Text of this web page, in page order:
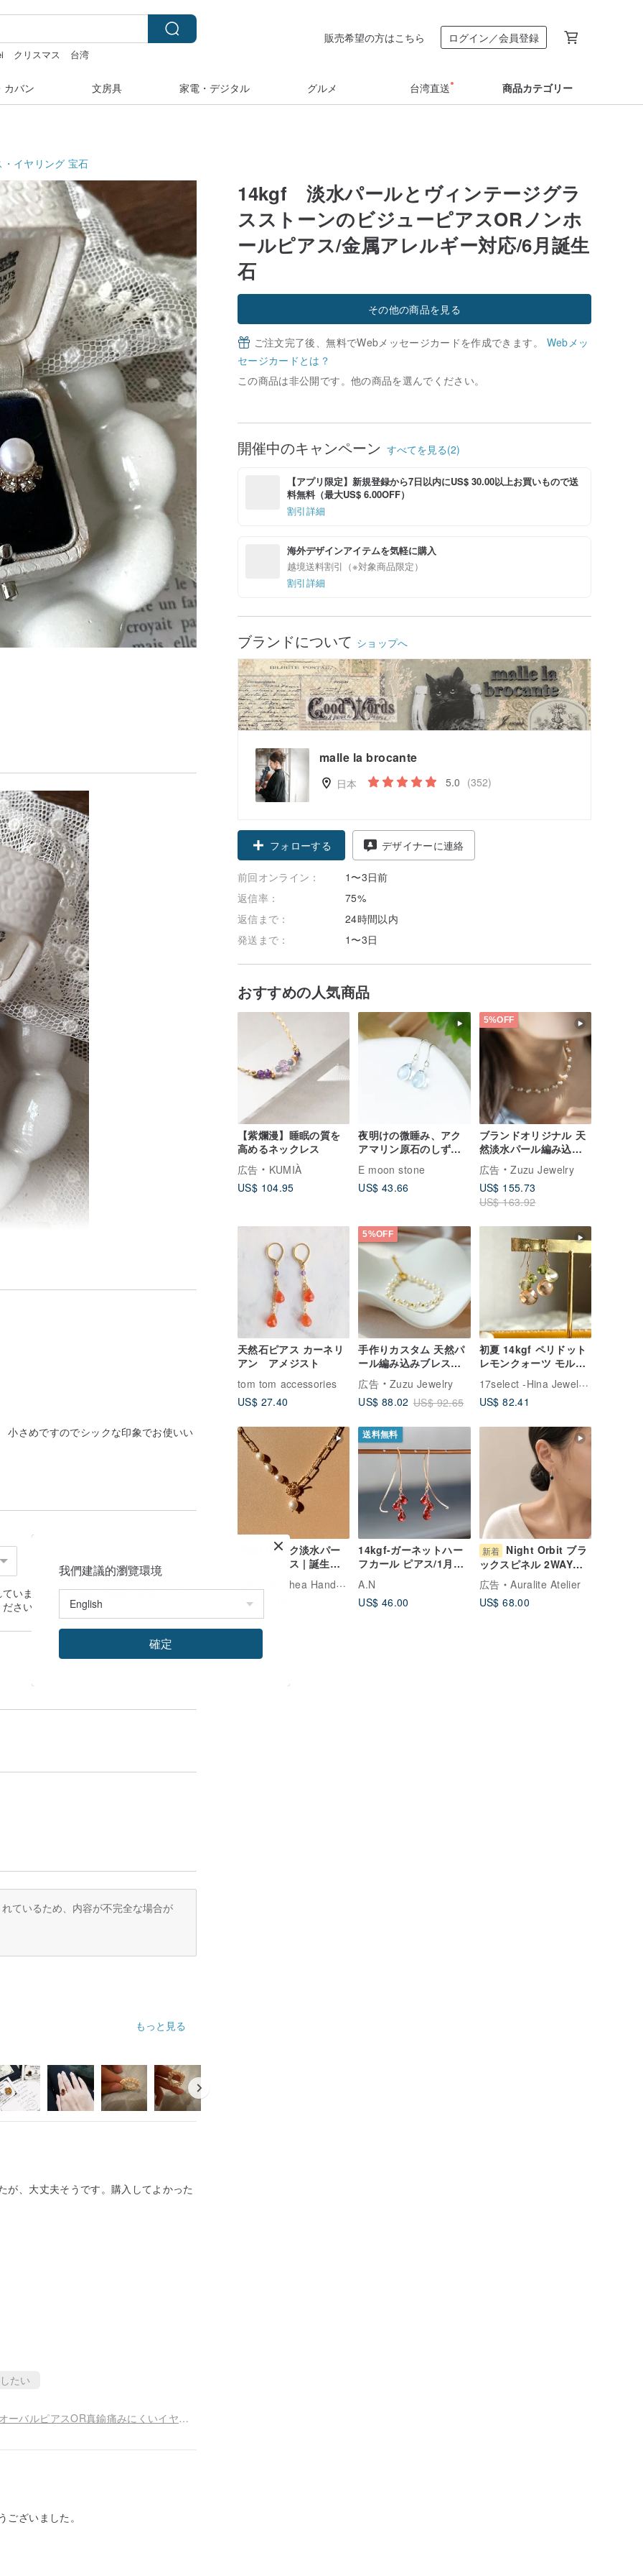
クリスマス
台湾
販売希望の方はこちら ログイン／会員登録
カバン 文房具 家電・デジタル グルメ 台湾直送 商品カテゴリー
・イヤリング 宝石
14kgf 淡水パールとヴィンテージグラ
スストーンのビジューピアスORノンホ
ールピアス/金属アレルギー対応/6月誕生
石
その他の商品を見る
ご注文完了後、無料でWebメッセージカードを作成できます。 Webメッ
セージカードとは？
この商品は非公開です。他の商品を選んでください。
開催中のキャンペーン すべてを見る(2)
【アプリ限定】新規登録から7日以内にUS$ 30.00以上お買いもので送
料無料（最大US$ 6.00OFF）
割引詳細
海外デザインアイテムを気軽に購入
越境送料割引（※対象商品限定）
割引詳細
ブランドについて ショップへ
malle la brocante
日本 5.0 (352)
フォローする デザイナーに連絡
前回オンライン：
1〜3日前
返信率：
75%
返信まで：
24時間以内
発送まで：
1〜3日
おすすめの人気商品
【紫爛漫】睡眠の質を
高めるネックレス
広告
KUMIÀ
US$ 104.95
夜明けの微睡み、アク
アマリン原石のしず
E moon stone
US$ 43.66
5%OFF
ブランドオリジナル 天
然淡水パール編み込み
ネックレス チョーカー
316L医療用ステンレス
18K金
広告
Zuzu Jewelry
US$ 155.73
US$ 163.92
天然石ピアス カーネリ
アン アメジスト
tom tom accessories
US$ 27.40
5%OFF
手作りカスタム 天然パ
ール編み込みブレスレ
ット 医療用ステンレス
18Kメッキ
広告
Zuzu Jewelry
US$ 88.02 US$ 92.65
初夏 14kgf ペリドット
レモンクォーツ モルガ
ナイト 3粒ピアス / イヤ
リング
17select -Hina Jewelry-
US$ 82.41
天然バロック淡水パー
ルネックレス | 誕生日
ギフト、夏のコーディ
ネートに必須aesthea Handmade Jewelry
US$ 84.19
送料無料
14kgf-ガーネットハー
フカール ピアス/1月誕
生石
A.N
US$ 46.00
新着 Night Orbit ブラ
ックスピネル 2WAYハ
ギーピアス | 天然石
925シルバー プラチナ
カラー
広告
Auralite Atelier
US$ 68.00
小さめですのでシックな印象でお使いい
いません。発送をご希望の場合、こち
さい。
ているため、内容が不完全な場合が
もっと見る
が、大丈夫そうです。購入してよかった
たい
14kgf シリシャスシストとヴィンテージパールのオーバルピアスOR真鍮痛みにくいイヤリング
ざいました。
我們建議的瀏覽環境
確定